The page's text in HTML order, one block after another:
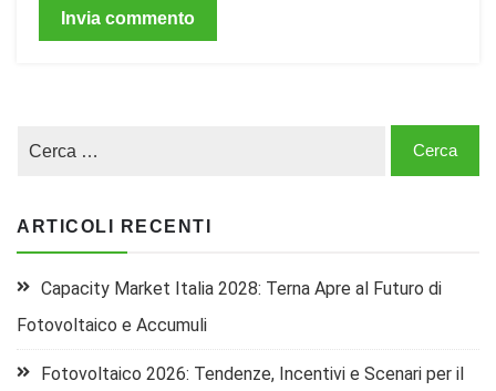
ARTICOLI RECENTI
Capacity Market Italia 2028: Terna Apre al Futuro di
Fotovoltaico e Accumuli
Fotovoltaico 2026: Tendenze, Incentivi e Scenari per il